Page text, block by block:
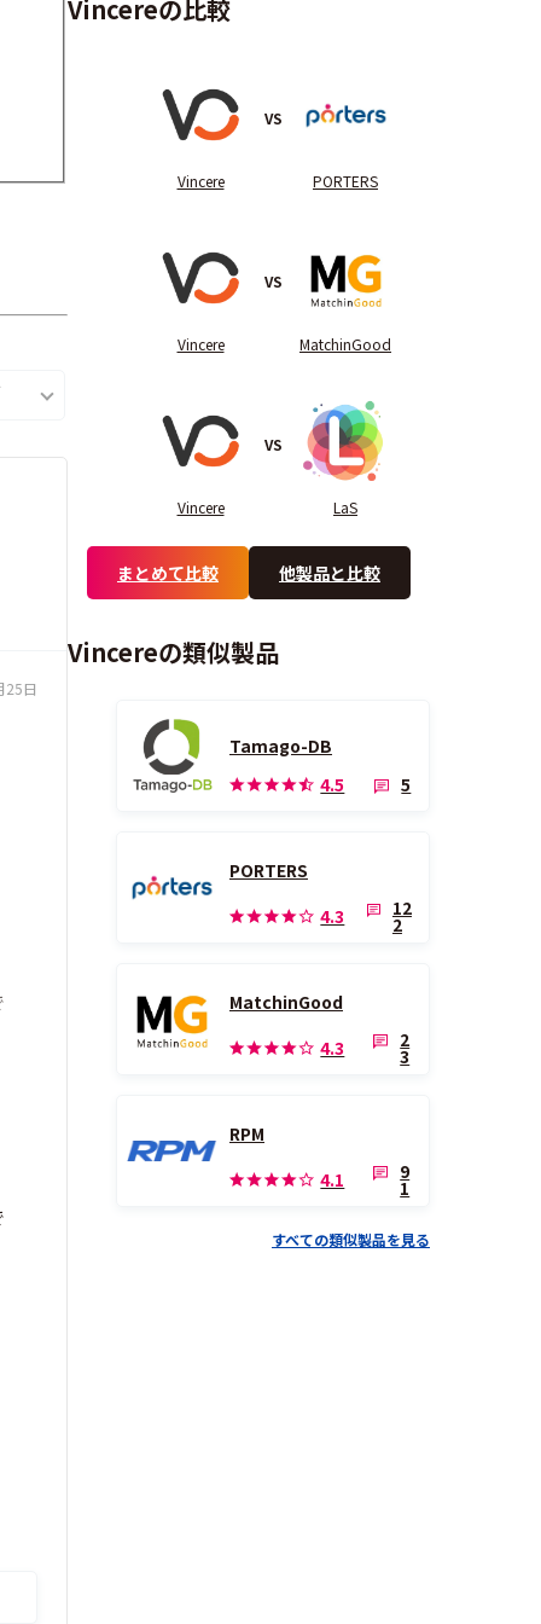
25日
Vincereの比較
Vincere
VS
PORTERS
Vincere
VS
MatchinGood
Vincere
VS
LaS
まとめて比較 他製品と比較
Vincereの類似製品
Tamago-DB
4.5
5
PORTERS
4.3
12
2
MatchinGood
4.3
2
3
RPM
4.1
9
1
すべての類似製品を見る